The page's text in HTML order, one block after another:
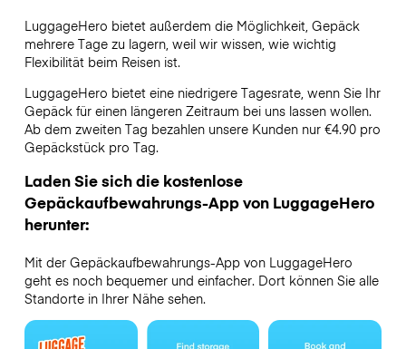
LuggageHero bietet außerdem die Möglichkeit, Gepäck
mehrere Tage zu lagern, weil wir wissen, wie wichtig
Flexibilität beim Reisen ist.
LuggageHero bietet eine niedrigere Tagesrate, wenn Sie Ihr
Gepäck für einen längeren Zeitraum bei uns lassen wollen.
Ab dem zweiten Tag bezahlen unsere Kunden nur €4.90 pro
Gepäckstück pro Tag.
Laden Sie sich die kostenlose
Gepäckaufbewahrungs-App von LuggageHero
herunter:
Mit der Gepäckaufbewahrungs-App von LuggageHero
geht es noch bequemer und einfacher. Dort können Sie alle
Standorte in Ihrer Nähe sehen.